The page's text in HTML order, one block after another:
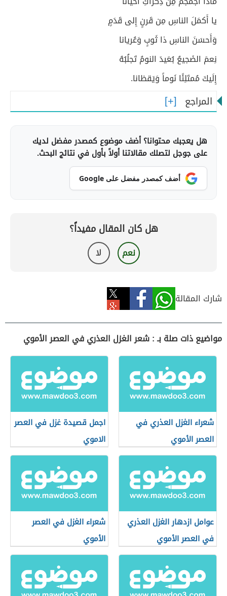
يا أَكمَلَ الناسِ مِن قَرنٍ إِلى قَدَمٍ
وَأَحسَنَ الناسِ ذا ثَوبٍ وَعُريانا
نِعمَ الضَجيعُ بُعَيدَ النومُ تَجلُبُهُ
إِلَيكَ مُمتَلِئًا نَوماً وَيَقظانا.
المراجع
هل يعجبك محتوانا؟ أضف موضوع كمصدر مفضل لديك
على جوجل لتصلك مقالاتنا أولاً بأول في نتائج البحث.
أضف كمصدر مفضل على Google
هل كان المقال مفيداً؟
نعم لا
شارك المقالة
مواضيع ذات صلة بـ : شعر الغزل العذري في العصر الأموي
شعراء الغزل العذري في
العصر الأموي
اجمل قصيدة غزل في العصر
الاموي
عوامل ازدهار الغزل العذري
في العصر الأموي
شعراء الغزل في العصر
الأموي